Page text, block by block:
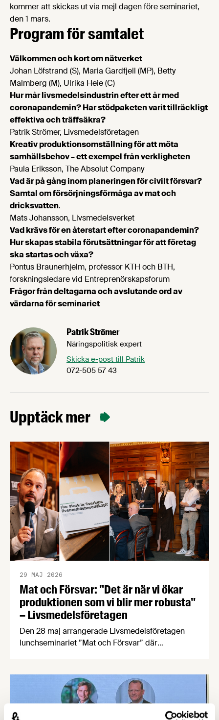
kommer att skickas ut via mejl dagen före seminariet,
den 1 mars.
Program för samtalet
Välkommen och kort om nätverket
Johan Löfstrand (S), Maria Gardfjell (MP), Betty
Malmberg (M), Ulrika Heie (C)
Hur mår livsmedelsindustrin efter ett år med
coronapandemin? Har stödpaketen varit tillräckligt
effektiva och träffsäkra?
Patrik Strömer, Livsmedelsföretagen
Kreativ produktionsomställning för att möta
samhällsbehov – ett exempel från verkligheten
Paula Eriksson, The Absolut Company
Vad är på gång inom planeringen för civilt försvar?
Samtal om försörjningsförmåga av mat och
dricksvatten.
Mats Johansson, Livsmedelsverket
Vad krävs för en återstart efter coronapandemin?
Hur skapas stabila förutsättningar för att företag
ska startas och växa?
Pontus Braunerhjelm, professor KTH och BTH,
forskningsledare vid Entreprenörskapsforum
Frågor från deltagarna och avslutande ord av
värdarna för seminariet
Patrik Strömer
Näringspolitisk expert
Skicka e-post till Patrik
072-505 57 43
Upptäck mer
Mat och Försvar: "Det är när vi ökar
produktionen som vi blir mer robusta"
– Livsmedelsföretagen
29 MAJ 2026
Den 28 maj arrangerade Livsmedelsföretagen
lunchseminariet ”Mat och Försvar” där
Sveriges livsmedelsberedskap utifrån rapporten
”Hur stark är Sveriges livsmedelsberedskap?”
Livsmedelsföretagens rapport Hur stark är